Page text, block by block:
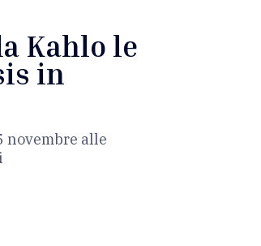
Kahlo le
in
novembre alle